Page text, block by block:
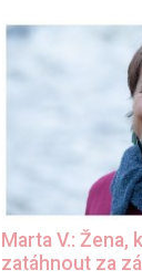
Marta V.:
zatáhnout za